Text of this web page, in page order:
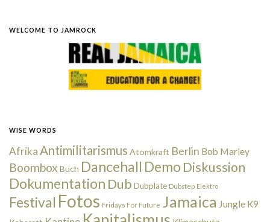
WELCOME TO JAMROCK
WISE WORDS
AfrikaAntimilitarismus Atomkraft Berlin Bob Marley
Boombox Buch Dancehall Demo Diskussion
Dokumentation Dub Dubplate Dubstep Elektro
Festival Fotos Fridays For Future Jamaica Jungle K9